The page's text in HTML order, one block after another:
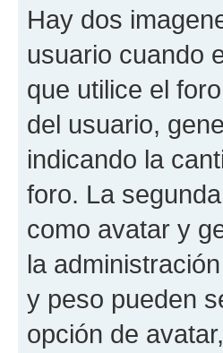
Hay dos
usuario cuando
que utilice el
del usuario,
indicando la
foro. La
como avatar y
la
y peso pueden
opción de